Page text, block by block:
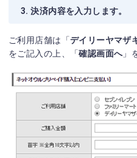
3. 決済内容を入力します。
ご利用店舗は「デイリーヤマザ
をご記入の上、「確認画面へ」